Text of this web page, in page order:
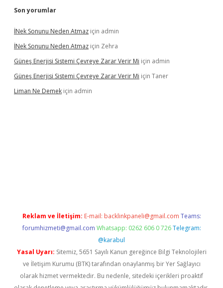
Son yorumlar
İNek Sonunu Neden Atmaz için admin
İNek Sonunu Neden Atmaz için Zehra
Güneş Enerjisi Sistemi Çevreye Zarar Verir Mi için admin
Güneş Enerjisi Sistemi Çevreye Zarar Verir Mi için Taner
Liman Ne Demek için admin
Reklam ve İletişim: E-mail: backlinkpaneli@gmail.com Teams:
forumhizmeti@gmail.com Whatsapp: 0262 606 0 726 Telegram:
@karabul
Yasal Uyarı: Sitemiz, 5651 Sayılı Kanun gereğince Bilgi Teknolojileri
ve İletişim Kurumu (BTK) tarafından onaylanmış bir Yer Sağlayıcı
olarak hizmet vermektedir. Bu nedenle, sitedeki içerikleri proaktif